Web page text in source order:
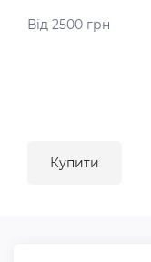
Від 2500 грн
Купити